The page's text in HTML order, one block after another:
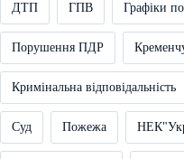
ДТП ГПВ Графіки
Порушення ПДР
Кримінальна відповідальність
Суд Пожежа